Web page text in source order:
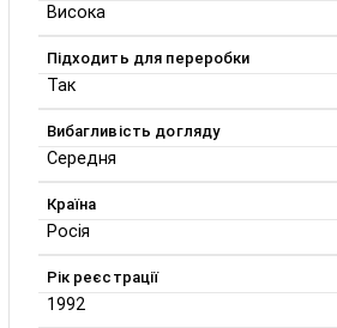
Висока
Підходить для переробки
Так
Вибагливість догляду
Середня
Країна
Росія
Рік реєстрації
1992